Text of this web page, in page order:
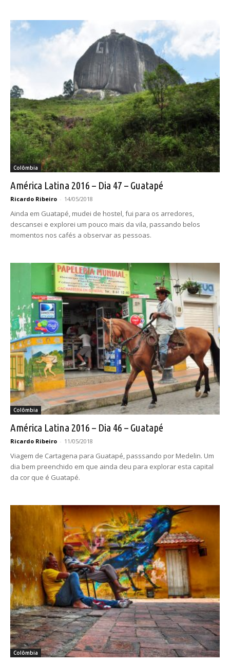
Colômbia
América Latina 2016 – Dia 47 – Guatapé
Ricardo Ribeiro - 14/05/2018
Ainda em Guatapé, mudei de hostel, fui para os arredores,
descansei e explorei um pouco mais da vila, passando belos
momentos nos cafés a observar as pessoas.
Colômbia
América Latina 2016 – Dia 46 – Guatapé
Ricardo Ribeiro - 11/05/2018
Viagem de Cartagena para Guatapé, passsando por Medelin. Um
dia bem preenchido em que ainda deu para explorar esta capital
da cor que é Guatapé.
Colômbia